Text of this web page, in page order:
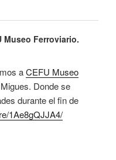
Museo Ferroviario.
aCEFU Museo
Donde se
durante el fin de
1Ae8gQJJA4/